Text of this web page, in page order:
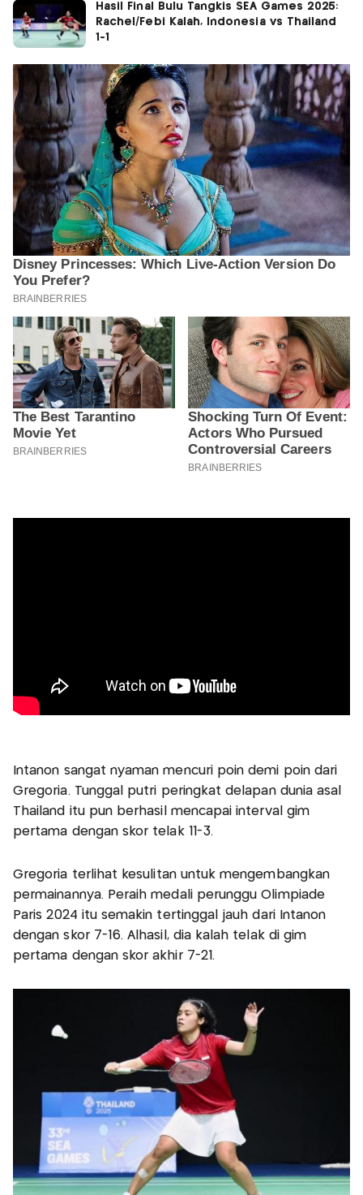
Hasil Final Bulu Tangkis SEA Games 2025:
Rachel/Febi Kalah, Indonesia vs Thailand
1-1
Intanon sangat nyaman mencuri poin demi poin dari
Gregoria. Tunggal putri peringkat delapan dunia asal
Thailand itu pun berhasil mencapai interval gim
pertama dengan skor telak 11-3.
Gregoria terlihat kesulitan untuk mengembangkan
permainannya. Peraih medali perunggu Olimpiade
Paris 2024 itu semakin tertinggal jauh dari Intanon
dengan skor 7-16. Alhasil, dia kalah telak di gim
pertama dengan skor akhir 7-21.